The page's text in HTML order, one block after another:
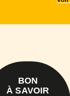
BON
À SAVOIR